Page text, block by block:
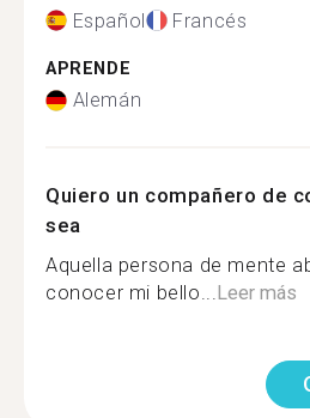
Español Francés
APRENDE
Alemán
Quiero un compañero de
sea
Aquella persona de mente
conocer mi bello...Leer más